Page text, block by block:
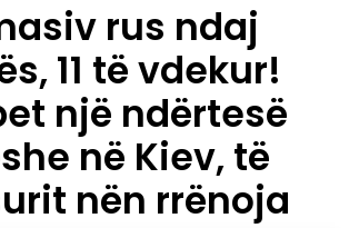
rus ndaj
11 të vdekur!
një ndërtesë
në Kiev, të
nën rrënoja